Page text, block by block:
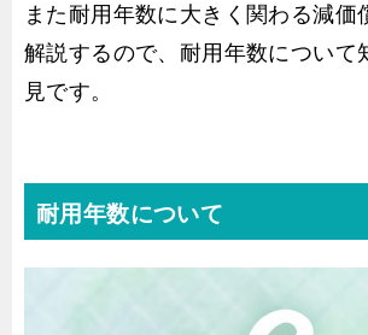
また耐用年数に大きく関わる減価
解説するので、耐用年数について
見です。
耐用年数について